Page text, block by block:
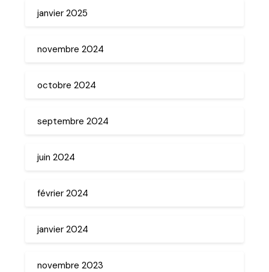
janvier 2025
novembre 2024
octobre 2024
septembre 2024
juin 2024
février 2024
janvier 2024
novembre 2023